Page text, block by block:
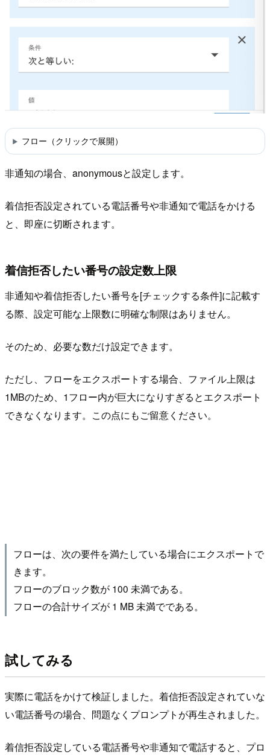
フロー（クリックで展開）
非通知の場合、anonymousと設定します。
着信拒否設定されている電話番号や非通知で電話をかける
と、即座に切断されます。
着信拒否したい番号の設定数上限
非通知や着信拒否したい番号を[チェックする条件]に記載す
る際、設定可能な上限数に明確な制限はありません。
そのため、必要な数だけ設定できます。
ただし、フローをエクスポートする場合、ファイル上限は
1MBのため、1フロー内が巨大になりすぎるとエクスポート
できなくなります。この点にもご留意ください。
フローは、次の要件を満たしている場合にエクスポートで
きます。
フローのブロック数が 100 未満である。
フローの合計サイズが 1 MB 未満でである。
試してみる
実際に電話をかけて検証しました。着信拒否設定されていな
い電話番号の場合、問題なくプロンプトが再生されました。
着信拒否設定している電話番号や非通知で電話すると、プロ